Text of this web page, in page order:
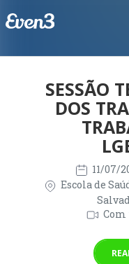
SESSÃO
DOS
11/07/
Escola de